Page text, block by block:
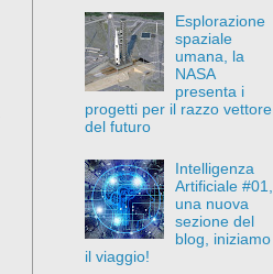
Esplorazione
spaziale
umana, la
NASA
presenta i
progetti per il razzo vettore
del futuro
Intelligenza
Artificiale #01,
una nuova
sezione del
blog, iniziamo
il viaggio!